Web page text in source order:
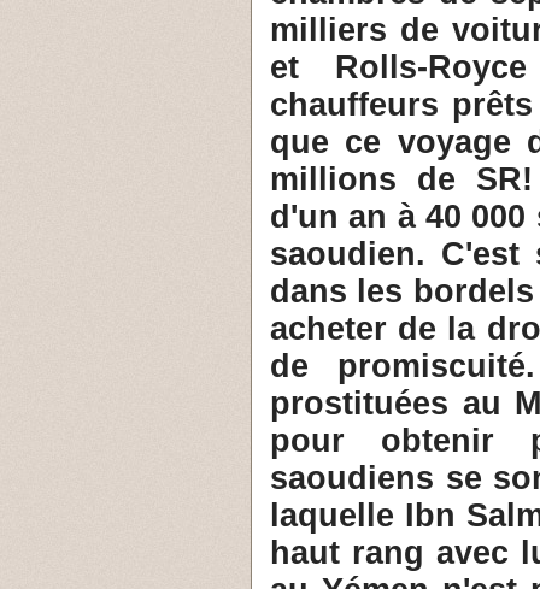
milliers de
et Rolls-
chauffeurs
que ce voyage
millions de
d'un an à 40
saoudien. C'est
dans les
acheter de la
de
prostituées au
pour obtenir
saoudiens se
laquelle Ibn
haut rang avec